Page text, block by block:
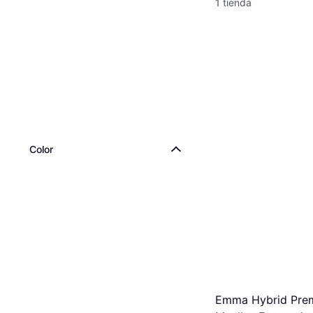
Color
Emma Hybrid